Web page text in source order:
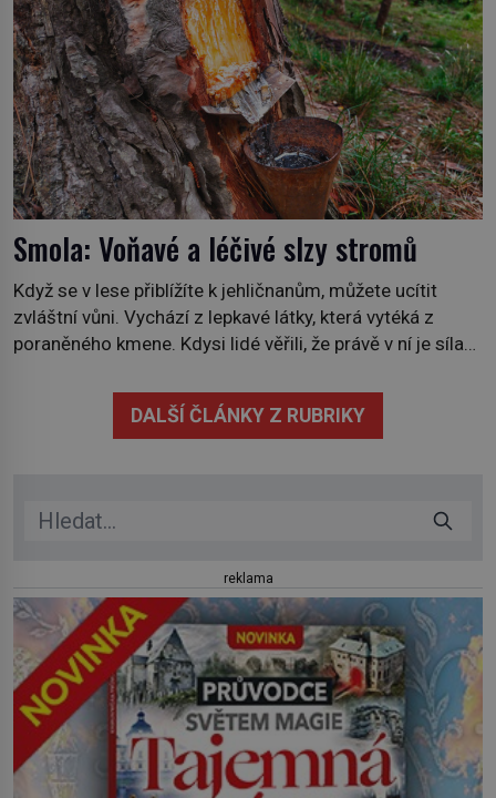
severního polárního kruhu na […]
Smola: Voňavé a léčivé slzy stromů
Když se v lese přiblížíte k jehličnanům, můžete ucítit
zvláštní vůni. Vychází z lepkavé látky, která vytéká z
poraněného kmene. Kdysi lidé věřili, že právě v ní je síla
lidstvo pracovalo. Chrání strom před infekcí, hmyzem a
vysycháním. Dá se říct, že je to přírodní […]
DALŠÍ ČLÁNKY Z RUBRIKY
reklama